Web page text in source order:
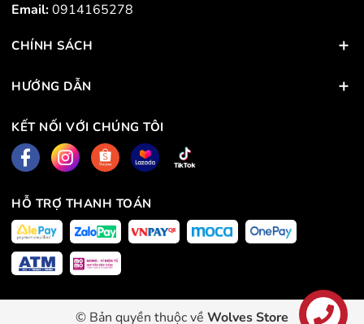
Email:0914165278
CHÍNH SÁCH
HƯỚNG DẪN
KẾT NỐI VỚI CHÚNG TÔI
HỖ TRỢ THANH TOÁN
© Bản quyền thuộc về Wolves Store Liên hệ